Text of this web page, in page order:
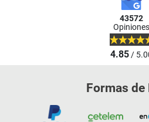
43572
Opiniones
4.85/
Formas de